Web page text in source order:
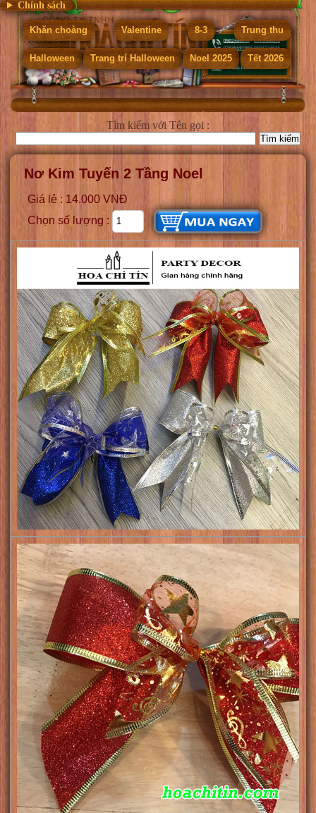
Chính sách
Khăn choàng Valentine 8-3 Trung thu
Halloween Trang trí Halloween Noel 2025 Tết 2026
Tìm kiếm với Tên gọi :
Nơ Kim Tuyến 2 Tầng Noel
Giá lẻ : 14.000 VNĐ
Chọn số lượng :